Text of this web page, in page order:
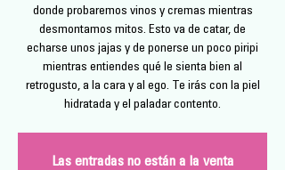
donde probaremos vinos y cremas mientras
desmontamos mitos. Esto va de catar, de
echarse unos jajas y de ponerse un poco piripi
mientras entiendes qué le sienta bien al
retrogusto, a la cara y al ego. Te irás con la piel
hidratada y el paladar contento.
Las entradas no están a la venta